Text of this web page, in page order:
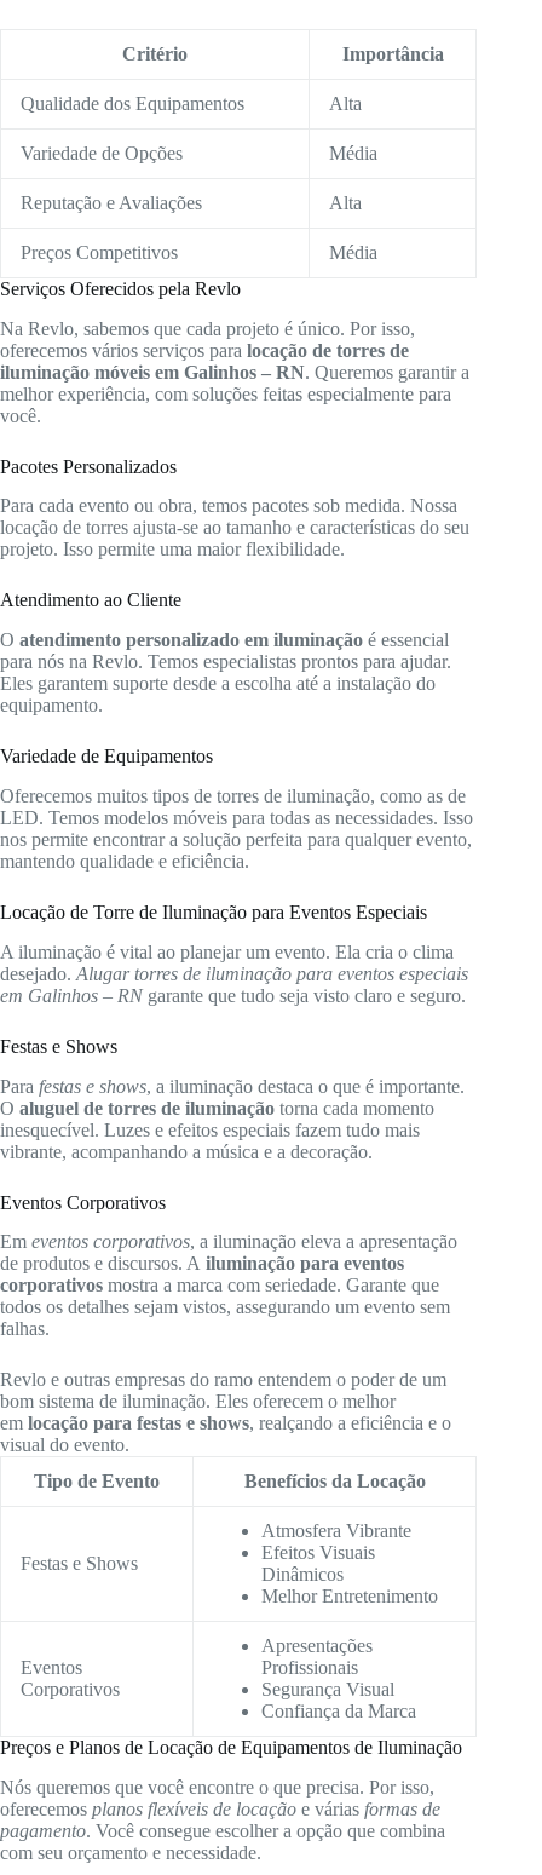
Critério Importância
Qualidade dos Equipamentos Alta
Variedade de Opções Média
Reputação e Avaliações Alta
Preços Competitivos
Média
Serviços Oferecidos pela Revlo
Na Revlo, sabemos que cada projeto é único. Por isso,
oferecemos vários serviços para locação de torres de
iluminação móveis em Galinhos – RN. Queremos garantir a
melhor experiência, com soluções feitas especialmente para
você.
Pacotes Personalizados
Para cada evento ou obra, temos pacotes sob medida. Nossa
locação de torres ajusta-se ao tamanho e características do seu
projeto. Isso permite uma maior flexibilidade.
Atendimento ao Cliente
O atendimento personalizado em iluminação é essencial
para nós na Revlo. Temos especialistas prontos para ajudar.
Eles garantem suporte desde a escolha até a instalação do
equipamento.
Variedade de Equipamentos
Oferecemos muitos tipos de torres de iluminação, como as de
LED. Temos modelos móveis para todas as necessidades. Isso
nos permite encontrar a solução perfeita para qualquer evento,
mantendo qualidade e eficiência.
Locação de Torre de Iluminação para Eventos Especiais
A iluminação é vital ao planejar um evento. Ela cria o clima
desejado. Alugar torres de iluminação para eventos especiais
em Galinhos – RNgarante que tudo seja visto claro e seguro.
Festas e Shows
Para festas e shows, a iluminação destaca o que é importante.
O aluguel de torres de iluminação torna cada momento
inesquecível. Luzes e efeitos especiais fazem tudo mais
vibrante, acompanhando a música e a decoração.
Eventos Corporativos
Em eventos corporativos, a iluminação eleva a apresentação
de produtos e discursos. A iluminação para eventos
corporativos mostra a marca com seriedade. Garante que
todos os detalhes sejam vistos, assegurando um evento sem
falhas.
Revlo e outras empresas do ramo entendem o poder de um
bom sistema de iluminação. Eles oferecem o melhor
em locação para festas e shows, realçando a eficiência e o
visual do evento.
Tipo de Evento
Benefícios da Locação
Festas e Shows
Atmosfera Vibrante
Efeitos Visuais
Dinâmicos
Melhor Entretenimento
Eventos
Corporativos
Apresentações
Profissionais
Segurança Visual
Confiança da Marca
Preços e Planos de Locação de Equipamentos de Iluminação
Nós queremos que você encontre o que precisa. Por isso,
oferecemos planos flexíveis de locação e várias formas de
pagamento. Você consegue escolher a opção que combina
com seu orçamento e necessidade.